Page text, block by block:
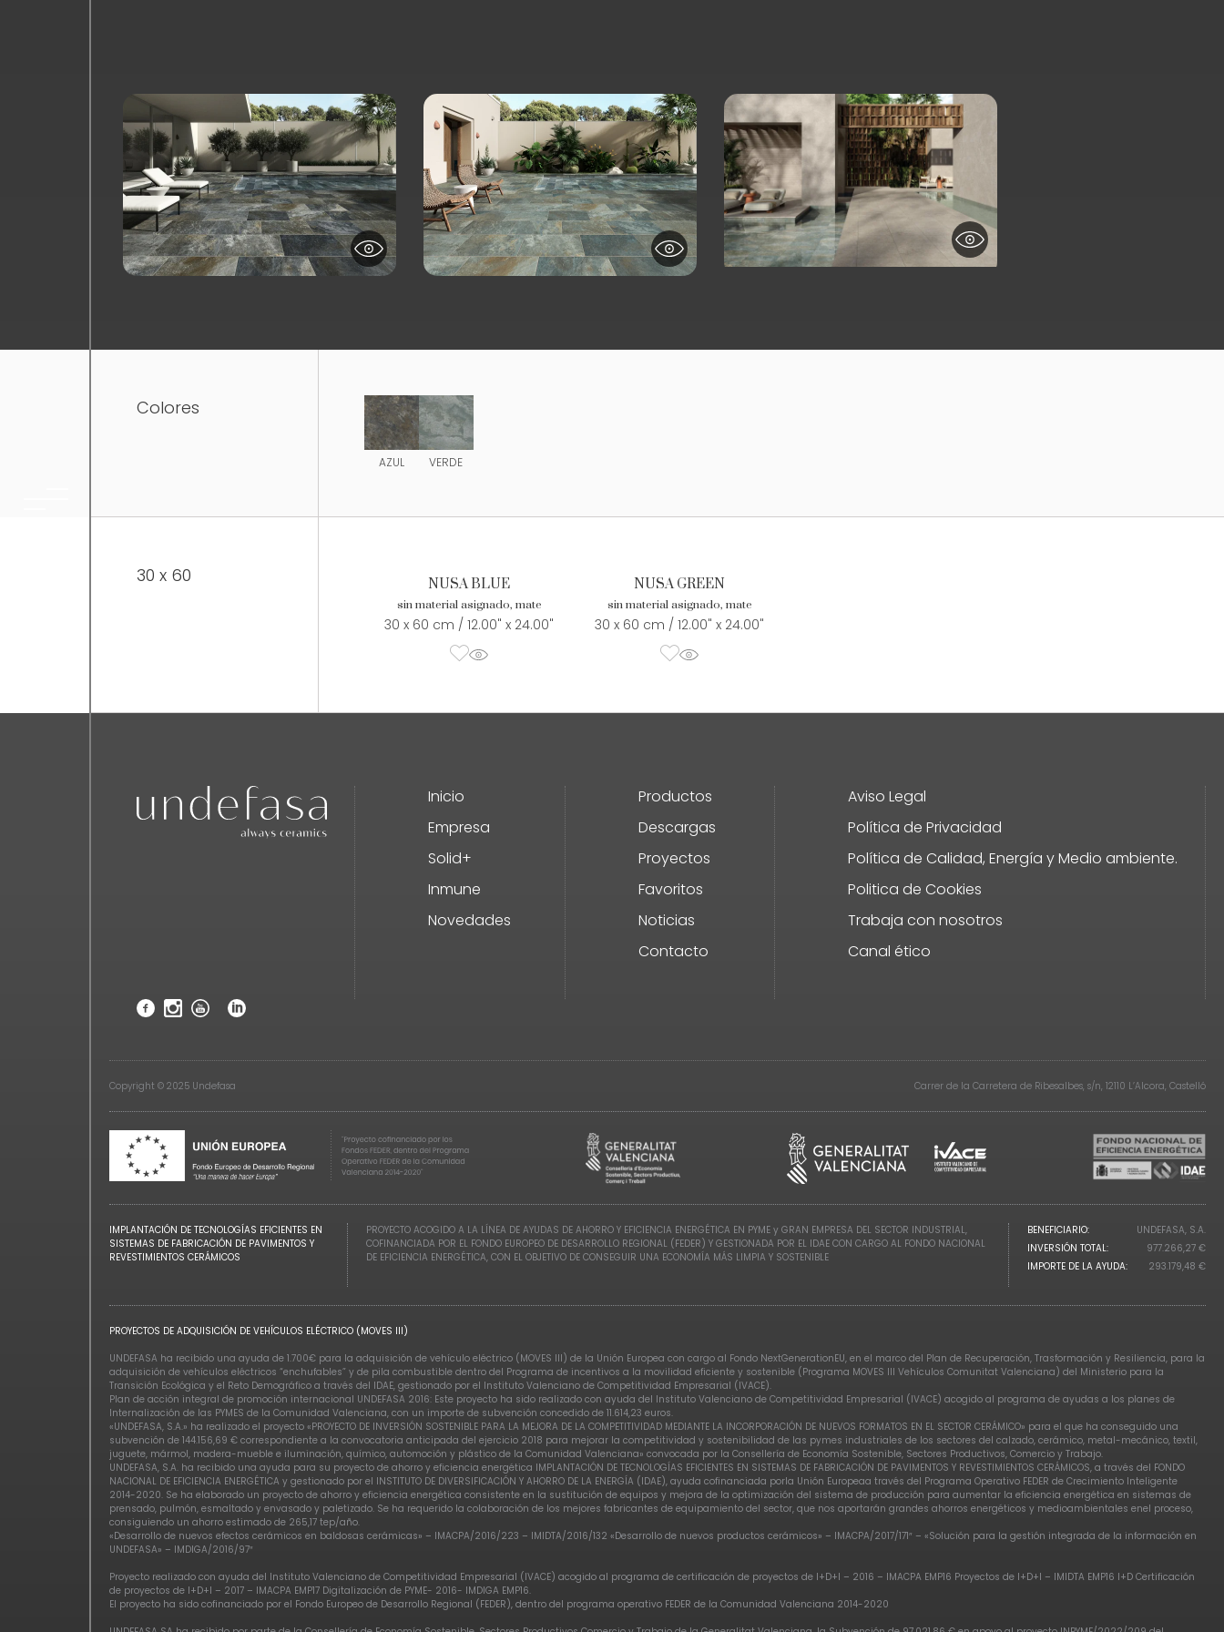
Colores
AZUL VERDE
30 x 60 NUSA BLUE
sin material asignado, mate
30 x 60 cm / 12.00" x 24.00"
NUSA GREEN
sin material asignado, mate
30 x 60 cm / 12.00" x 24.00"
Inicio
Empresa
Solid+
Inmune
Novedades
Productos
Descargas
Proyectos
Favoritos
Noticias
Contacto
Aviso Legal
Política de Privacidad
Política de Calidad, Energía y Medio ambiente.
Politica de Cookies
Trabaja con nosotros
Canal ético
Copyright © 2025 Undefasa Carrer de la Carretera de Ribesalbes, s/n, 12110 L’Alcora, Castelló
IMPLANTACIÓN DE TECNOLOGÍAS EFICIENTES EN
SISTEMAS DE FABRICACIÓN DE PAVIMENTOS Y
REVESTIMIENTOS CERÁMICOS
PROYECTO ACOGIDO A LA LÍNEA DE AYUDAS DE AHORRO Y EFICIENCIA ENERGÉTICA EN PYME y GRAN EMPRESA DEL SECTOR INDUSTRIAL,
COFINANCIADA POR EL FONDO EUROPEO DE DESARROLLO REGIONAL (FEDER) Y GESTIONADA POR EL IDAE CON CARGO AL FONDO NACIONAL
DE EFICIENCIA ENERGÉTICA, CON EL OBJETIVO DE CONSEGUIR UNA ECONOMÍA MÁS LIMPIA Y SOSTENIBLE
BENEFICIARIO:
UNDEFASA, S.A.
INVERSIÓN TOTAL:
977.266,27 €
IMPORTE DE LA AYUDA:
293.179,48 €
PROYECTOS DE ADQUISICIÓN DE VEHÍCULOS ELÉCTRICO (MOVES III)
UNDEFASA ha recibido una ayuda de 1.700€ para la adquisición de vehículo eléctrico (MOVES III) de la Unión Europea con cargo al Fondo NextGenerationEU, en el marco del Plan de Recuperación, Trasformación y Resiliencia, para la
adquisición de vehículos eléctricos “enchufables” y de pila combustible dentro del Programa de incentivos a la movilidad eficiente y sostenible (Programa MOVES III Vehículos Comunitat Valenciana) del Ministerio para la
Transición Ecológica y el Reto Demográfico a través del IDAE, gestionado por el Instituto Valenciano de Competitividad Empresarial (IVACE).
Plan de acción integral de promoción internacional UNDEFASA 2016: Este proyecto ha sido realizado con ayuda del Instituto Valenciano de Competitividad Empresarial (IVACE) acogido al programa de ayudas a los planes de
Internalización de las PYMES de la Comunidad Valenciana, con un importe de subvención concedido de 11.614,23 euros.
«UNDEFASA, S.A.» ha realizado el proyecto «PROYECTO DE INVERSIÓN SOSTENIBLE PARA LA MEJORA DE LA COMPETITIVIDAD MEDIANTE LA INCORPORACIÓN DE NUEVOS FORMATOS EN EL SECTOR CERÁMICO» para el que ha conseguido una
subvención de 144.156,69 € correspondiente a la convocatoria anticipada del ejercicio 2018 para mejorar la competitividad y sostenibilidad de las pymes industriales de los sectores del calzado, cerámico, metal-mecánico, textil,
juguete, mármol, madera-mueble e iluminación, químico, automoción y plástico de la Comunidad Valenciana» convocada por la Consellería de Economía Sostenible, Sectores Productivos, Comercio y Trabajo.
UNDEFASA, S.A. ha recibido una ayuda para su proyecto de ahorro y eficiencia energética IMPLANTACIÓN DE TECNOLOGÍAS EFICIENTES EN SISTEMAS DE FABRICACIÓN DE PAVIMENTOS Y REVESTIMIENTOS CERÁMICOS, a través del FONDO
NACIONAL DE EFICIENCIA ENERGÉTICA y gestionado por el INSTITUTO DE DIVERSIFICACIÓN Y AHORRO DE LA ENERGÍA (IDAE), ayuda cofinanciada porla Unión Europeaa través del Programa Operativo FEDER de Crecimiento Inteligente
2014-2020. Se ha elaborado un proyecto de ahorro y eficiencia energética consistente en la sustitución de equipos y mejora de la optimización del sistema de producción para aumentar la eficiencia energética en sistemas de
prensado, pulmón, esmaltado y envasado y paletizado. Se ha requerido la colaboración de los mejores fabricantes de equipamiento del sector, que nos aportarán grandes ahorros energéticos y medioambientales enel proceso,
consiguiendo un ahorro estimado de 265,17 tep/año.
«Desarrollo de nuevos efectos cerámicos en baldosas cerámicas» – IMACPA/2016/223 – IMIDTA/2016/132 «Desarrollo de nuevos productos cerámicos» – IMACPA/2017/171″ – «Solución para la gestión integrada de la información en
UNDEFASA» – IMDIGA/2016/97″
Proyecto realizado con ayuda del Instituto Valenciano de Competitividad Empresarial (IVACE) acogido al programa de certificación de proyectos de I+D+I – 2016 – IMACPA EMP16 Proyectos de I+D+I – IMIDTA EMP16 I+D Certificación
de proyectos de I+D+I – 2017 – IMACPA EMP17 Digitalización de PYME- 2016- IMDIGA EMP16.
El proyecto ha sido cofinanciado por el Fondo Europeo de Desarrollo Regional (FEDER), dentro del programa operativo FEDER de la Comunidad Valenciana 2014-2020